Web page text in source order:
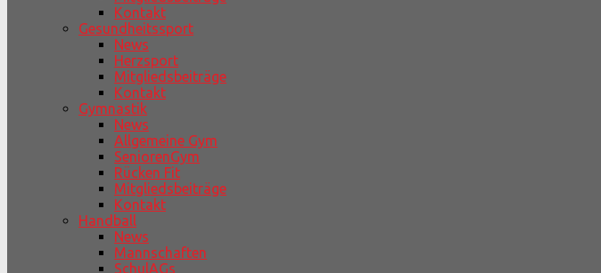
Kontakt
Gesundheitssport
News
Herzsport
Mitgliedsbeiträge
Kontakt
Gymnastik
News
Allgemeine Gym
SeniorenGym
Rücken Fit
Mitgliedsbeiträge
Kontakt
Handball
News
Mannschaften
SchulAGs